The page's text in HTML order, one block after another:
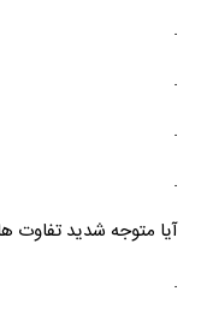
.
.
.
.
آیا متوجه شدید تفاوت
.